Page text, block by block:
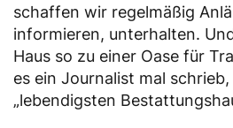
schaffen wir regelmäßig
informieren, unterhalten.
Haus so zu einer Oase für
es ein Journalist mal
„lebendigsten